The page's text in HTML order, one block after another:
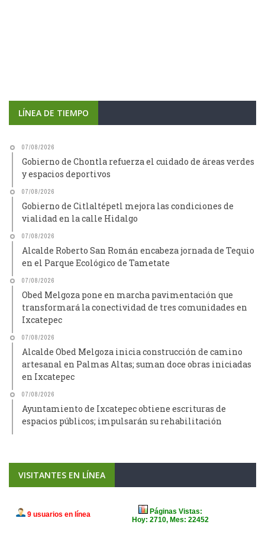
LÍNEA DE TIEMPO
07/08/2026
Gobierno de Chontla refuerza el cuidado de áreas verdes
y espacios deportivos
07/08/2026
Gobierno de Citlaltépetl mejora las condiciones de
vialidad en la calle Hidalgo
07/08/2026
Alcalde Roberto San Román encabeza jornada de Tequio
en el Parque Ecológico de Tametate
07/08/2026
Obed Melgoza pone en marcha pavimentación que
transformará la conectividad de tres comunidades en
Ixcatepec
07/08/2026
Alcalde Obed Melgoza inicia construcción de camino
artesanal en Palmas Altas; suman doce obras iniciadas
en Ixcatepec
07/08/2026
Ayuntamiento de Ixcatepec obtiene escrituras de
espacios públicos; impulsarán su rehabilitación
VISITANTES EN LÍNEA